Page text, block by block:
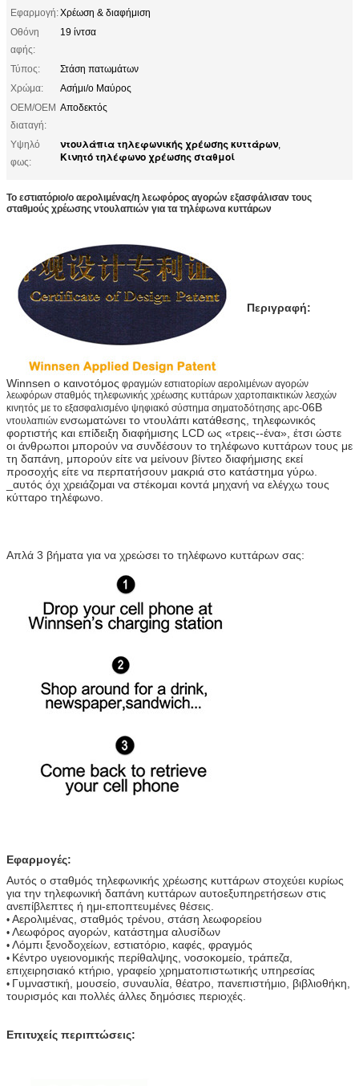
Εφαρμογή:Χρέωση & διαφήμιση
Οθόνη
αφής:
19 ίντσα
Τύπος:
Στάση πατωμάτων
Χρώμα:
Ασήμι/ο Μαύρος
OEM/OEM
διαταγή:
Αποδεκτός
Υψηλό
φως:
ντουλάπια τηλεφωνικής χρέωσης κυττάρων,
Κινητό τηλέφωνο χρέωσης σταθμοί
Το εστιατόριο/ο αερολιμένας/η λεωφόρος αγορών εξασφάλισαν τους
σταθμούς χρέωσης ντουλαπιών για τα τηλέφωνα κυττάρων
Περιγραφή:
Winnsen ο καινοτόμος φραγμών εστιατορίων αερολιμένων αγορών
λεωφόρων σταθμός τηλεφωνικής χρέωσης κυττάρων χαρτοπαικτικών λεσχών
κινητός με το εξασφαλισμένο ψηφιακό σύστημα σηματοδότησης apc-06B
ντουλαπιών ενσωματώνει το ντουλάπι κατάθεσης, τηλεφωνικός
φορτιστής και επίδειξη διαφήμισης LCD ως «τρεις--ένα», έτσι ώστε
οι άνθρωποι μπορούν να συνδέσουν το τηλέφωνο κυττάρων τους με
τη δαπάνη, μπορούν είτε να μείνουν βίντεο διαφήμισης εκεί
προσοχής είτε να περπατήσουν μακριά στο κατάστημα γύρω.
_αυτός όχι χρειάζομαι να στέκομαι κοντά μηχανή να ελέγχω τους
κύτταρο τηλέφωνο.
Απλά 3 βήματα για να χρεώσει το τηλέφωνο κυττάρων σας:
Εφαρμογές:
Αυτός ο σταθμός τηλεφωνικής χρέωσης κυττάρων στοχεύει κυρίως
για την τηλεφωνική δαπάνη κυττάρων αυτοεξυπηρετήσεων στις
ανεπίβλεπτες ή ημι-εποπτευμένες θέσεις.
• Αερολιμένας, σταθμός τρένου, στάση λεωφορείου
• Λεωφόρος αγορών, κατάστημα αλυσίδων
• Λόμπι ξενοδοχείων, εστιατόριο, καφές, φραγμός
• Κέντρο υγειονομικής περίθαλψης, νοσοκομείο, τράπεζα,
επιχειρησιακό κτήριο, γραφείο χρηματοπιστωτικής υπηρεσίας
• Γυμναστική, μουσείο, συναυλία, θέατρο, πανεπιστήμιο, βιβλιοθήκη,
τουρισμός και πολλές άλλες δημόσιες περιοχές.
Επιτυχείς περιπτώσεις: